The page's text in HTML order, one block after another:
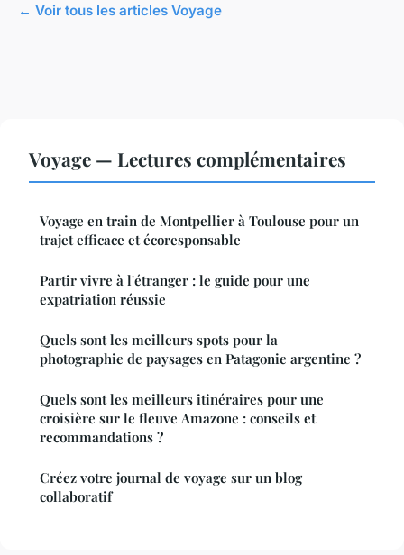
← Voir tous les articles Voyage
Voyage — Lectures complémentaires
Voyage en train de Montpellier à Toulouse pour un
trajet efficace et écoresponsable
Partir vivre à l'étranger : le guide pour une
expatriation réussie
Quels sont les meilleurs spots pour la
photographie de paysages en Patagonie argentine ?
Quels sont les meilleurs itinéraires pour une
croisière sur le fleuve Amazone : conseils et
recommandations ?
Créez votre journal de voyage sur un blog
collaboratif